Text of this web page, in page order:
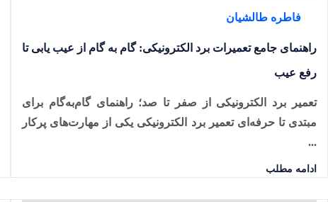
فاطره طالشیان
راهنمای جامع تعمیرات برد الکترونیکی: گام به گام از عیب یابی تا
رفع عیب
تعمیر برد الکترونیکی از صفر تا صد؛ راهنمای گام‌به‌گام برای
مبتدی تا حرفه‌ای تعمیر برد الکترونیکی یکی از مهارت‌های پرکار
...
ادامه مطلب